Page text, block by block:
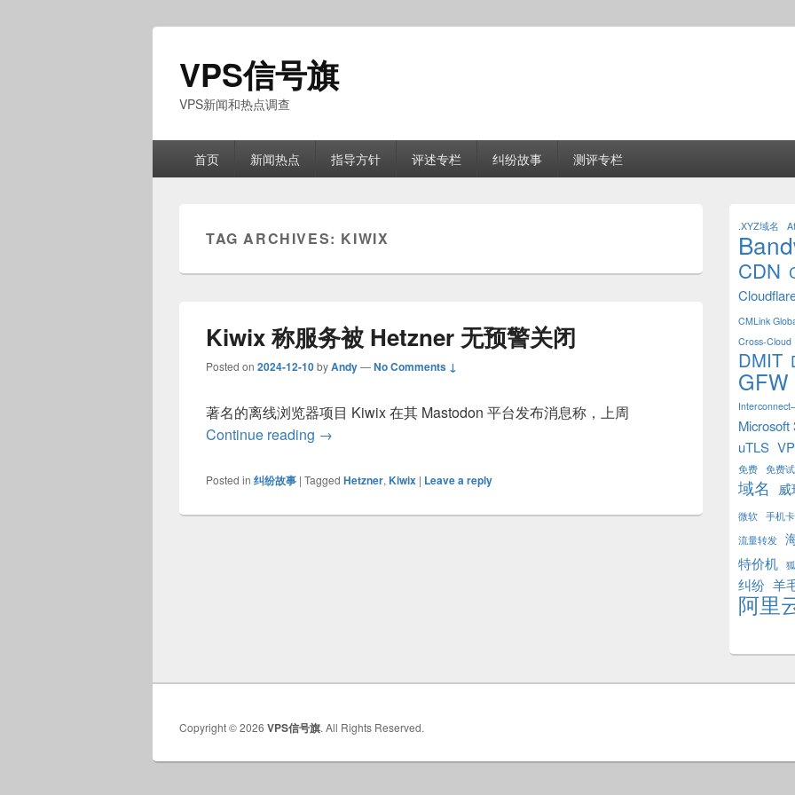
VPS信号旗
VPS新闻和热点调查
首页 新闻热点 指导方针 评述专栏 纠纷故事 测评专栏
TAG ARCHIVES: KIWIX
Kiwix 称服务被 Hetzner 无预警关闭
Posted on 2024-12-10byAndy—No Comments ↓
著名的离线浏览器项目 Kiwix 在其 Mastodon 平台发布消息称，上周
Continue reading Kiwix 称服务被 Hetzner 无预警关闭
→
Posted in 纠纷故事 | Tagged Hetzner, Kiwix | Leave a reply
Sidebar
Widget
Area
.XYZ域名
CDN
CMLink
Cross-Cloud
DMIT
GFW
Microsoft
uTLS
免费 免费
域名
微软 手机卡
流量转发
特价机
纠纷 羊
阿里
Copyright © 2026 VPS信号旗. All Rights Reserved.